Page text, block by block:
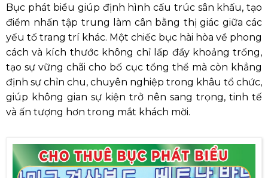
Bục phát biểu giúp định hình cấu trúc sân khấu, tạo
điểm nhấn tập trung làm cân bằng thị giác giữa các
yếu tố trang trí khác. Một chiếc bục hài hòa về phong
cách và kích thước không chỉ lấp đầy khoảng trống,
tạo sự vững chãi cho bố cục tổng thể mà còn khẳng
định sự chỉn chu, chuyên nghiệp trong khâu tổ chức,
giúp không gian sự kiện trở nên sang trọng, tinh tế
và ấn tượng hơn trong mắt khách mời.